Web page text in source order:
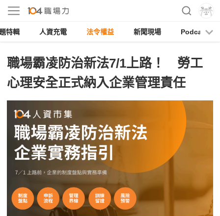
特輯 人資充電 法令權益 新聞現場 Podcast
職場霸凌防治新法7/1上路！ 勞工
心理安全正式納入企業管理責任